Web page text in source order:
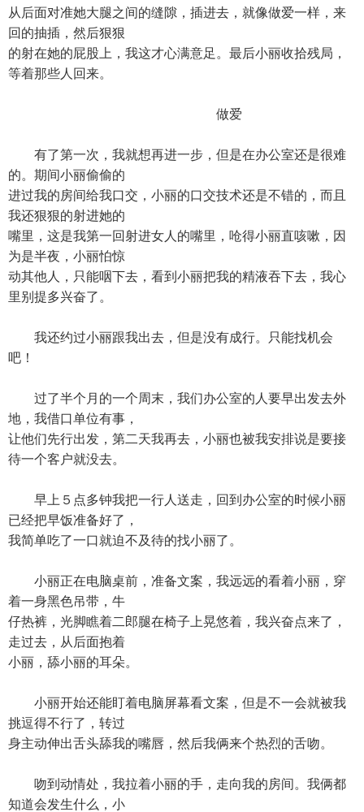
从后面对准她大腿之间的缝隙，插进去，就像做爱一样，来
回的抽插，然后狠狠
的射在她的屁股上，我这才心满意足。最后小丽收拾残局，
等着那些人回来。
做爱
有了第一次，我就想再进一步，但是在办公室还是很难
的。期间小丽偷偷的
进过我的房间给我口交，小丽的口交技术还是不错的，而且
我还狠狠的射进她的
嘴里，这是我第一回射进女人的嘴里，呛得小丽直咳嗽，因
为是半夜，小丽怕惊
动其他人，只能咽下去，看到小丽把我的精液吞下去，我心
里别提多兴奋了。
我还约过小丽跟我出去，但是没有成行。只能找机会
吧！
过了半个月的一个周末，我们办公室的人要早出发去外
地，我借口单位有事，
让他们先行出发，第二天我再去，小丽也被我安排说是要接
待一个客户就没去。
早上５点多钟我把一行人送走，回到办公室的时候小丽
已经把早饭准备好了，
我简单吃了一口就迫不及待的找小丽了。
小丽正在电脑桌前，准备文案，我远远的看着小丽，穿
着一身黑色吊带，牛
仔热裤，光脚瞧着二郎腿在椅子上晃悠着，我兴奋点来了，
走过去，从后面抱着
小丽，舔小丽的耳朵。
小丽开始还能盯着电脑屏幕看文案，但是不一会就被我
挑逗得不行了，转过
身主动伸出舌头舔我的嘴唇，然后我俩来个热烈的舌吻。
吻到动情处，我拉着小丽的手，走向我的房间。我俩都
知道会发生什么，小